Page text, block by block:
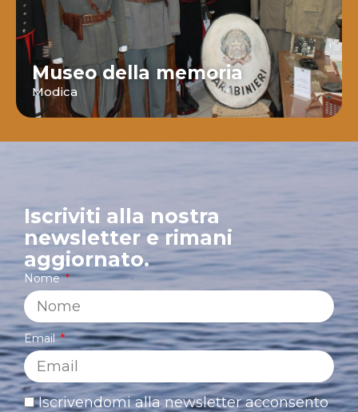
Museo della memoria
Modica
Iscriviti alla nostra
newsletter e rimani
aggiornato.
Nome
Email
Iscrivendomi alla newsletter acconsento